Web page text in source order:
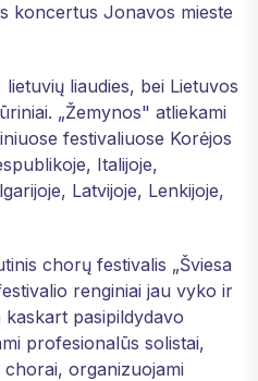
koncertus Jonavos mieste
liaudies, bei Lietuvos
„Žemynos" atliekami
festivaliuose Korėjos
Italijoje,
Latvijoje, Lenkijoje,
chorų festivalis „Šviesa
renginiai jau vyko ir
pasipildydavo
profesionalūs solistai,
organizuojami